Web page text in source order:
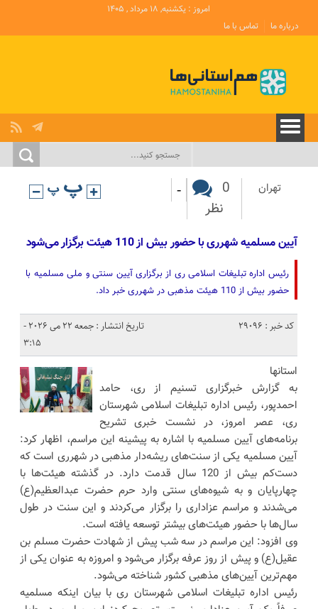
امروز : یکشنبه, ۱۸ مرداد , ۱۴۰۵
درباره ما
تماس با ما
تهران
0
نظر
-
آیین مسلمیه شهرری با حضور بیش از 110 هیئت برگزار می‌شود
رئیس اداره تبلیغات اسلامی ری از برگزاری آیین سنتی و ملی مسلمیه با
حضور بیش از 110 هیئت مذهبی در شهرری خبر داد.
کد خبر : 29096
تاریخ انتشار : جمعه 22 می 2026 -
3:15
استانها
به گزارش خبرگزاری تسنیم از ری، حامد
احمدپور، رئیس اداره تبلیغات اسلامی شهرستان
ری، عصر امروز، در نشست خبری تشریح
برنامه‌های آیین مسلمیه با اشاره به پیشینه این مراسم، اظهار کرد:
آیین مسلمیه یکی از سنت‌های ریشه‌دار مذهبی در شهرری است که
دست‌کم بیش از 120 سال قدمت دارد. در گذشته هیئت‌ها با
چهارپایان و به شیوه‌های سنتی وارد حرم حضرت عبدالعظیم(ع)
می‌شدند و مراسم عزاداری را برگزار می‌کردند و این سنت در طول
سال‌ها با حضور هیئت‌های بیشتر توسعه یافته است.
وی افزود: این مراسم در سه شب پیش از شهادت حضرت مسلم بن
عقیل(ع) و پیش از روز عرفه برگزار می‌شود و امروزه به عنوان یکی از
مهم‌ترین آیین‌های مذهبی کشور شناخته می‌شود.
رئیس اداره تبلیغات اسلامی شهرستان ری با بیان اینکه مسلمیه